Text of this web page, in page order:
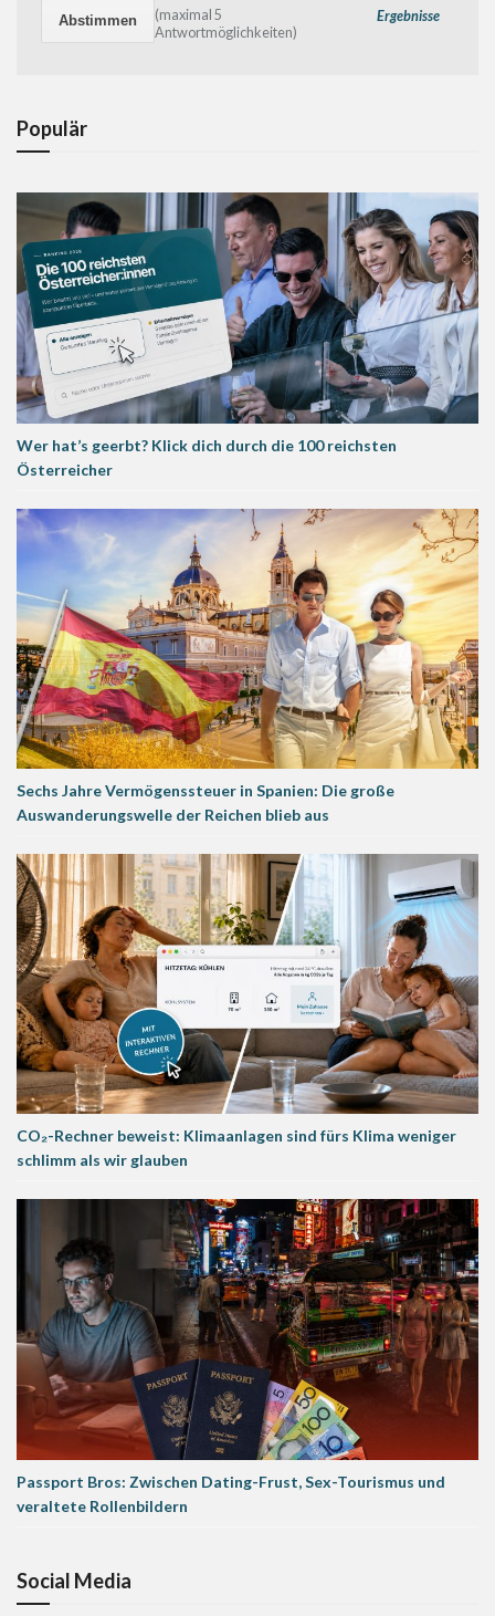
Ergebnisse
(maximal 5
Antwortmöglichkeiten)
Populär
Wer hat’s geerbt? Klick dich durch die 100 reichsten
Österreicher
Sechs Jahre Vermögenssteuer in Spanien: Die große
Auswanderungswelle der Reichen blieb aus
CO₂-Rechner beweist: Klimaanlagen sind fürs Klima weniger
schlimm als wir glauben
Passport Bros: Zwischen Dating-Frust, Sex-Tourismus und
veraltete Rollenbildern
Social Media